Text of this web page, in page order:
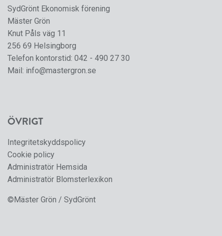
SydGrönt Ekonomisk förening
Mäster Grön
Knut Påls väg 11
256 69 Helsingborg
Telefon kontorstid: 042 - 490 27 30
Mail: info@mastergron.se
ÖVRIGT
Integritetskyddspolicy
Cookie policy
Administratör Hemsida
Administratör Blomsterlexikon
©Mäster Grön / SydGrönt